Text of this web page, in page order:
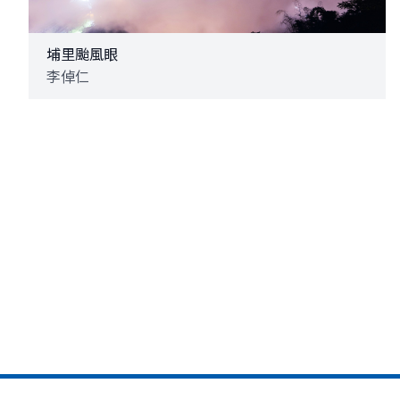
埔里颱風眼
李倬仁